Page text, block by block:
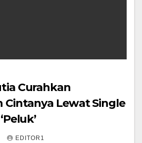
Curahkan
Cintanya Lewat Single
EDITOR1